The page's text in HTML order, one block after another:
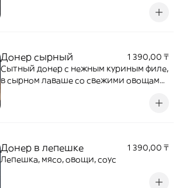
Донер сырный
1 390,00 ₸
Сытный донер с нежным куриным филе,
в сырном лаваше со свежими овощами,
Донер в лепешке
1 390,00 ₸
Лепешка, мясо, овощи, соус